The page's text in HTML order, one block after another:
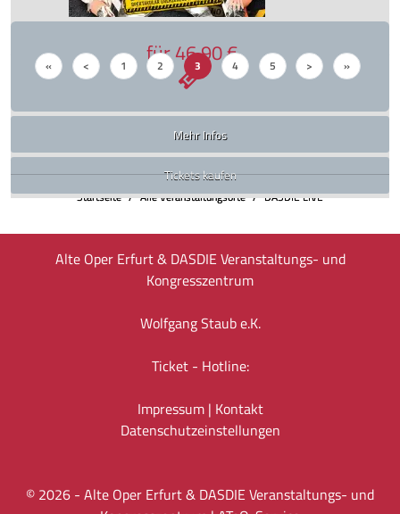
Tickets kaufen
für 46,90 €
Mehr Infos
Tickets kaufen
« < 1 2 3 4 5 > »
Startseite Alle Veranstaltungsorte DASDIE LIVE
Alte Oper Erfurt & DASDIE Veranstaltungs- und
Kongresszentrum
Wolfgang Staub e.K.
Ticket - Hotline:
Impressum| Kontakt
Datenschutz­einstellungen
© 2026 - Alte Oper Erfurt & DASDIE Veranstaltungs- und